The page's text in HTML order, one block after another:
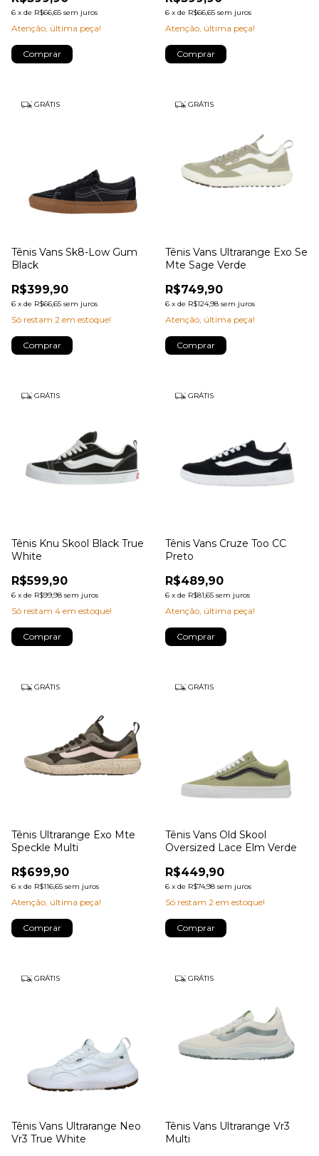
6 x de R$66,65 sem juros
Atenção, última peça!
Comprar
6 x de R$66,65 sem juros
Atenção, última peça!
Comprar
GRÁTIS
Tênis Vans Sk8-Low Gum
Black
R$399,90
6 x de R$66,65 sem juros
Só restam 2 em estoque!
Comprar
GRÁTIS
Tênis Vans Ultrarange Exo Se
Mte Sage Verde
R$749,90
6 x de R$124,98 sem juros
Atenção, última peça!
Comprar
GRÁTIS
Tênis Knu Skool Black True
White
R$599,90
6 x de R$99,98 sem juros
Só restam 4 em estoque!
Comprar
GRÁTIS
Tênis Vans Cruze Too CC
Preto
R$489,90
6 x de R$81,65 sem juros
Atenção, última peça!
Comprar
GRÁTIS
Tênis Ultrarange Exo Mte
Speckle Multi
R$699,90
6 x de R$116,65 sem juros
Atenção, última peça!
Comprar
GRÁTIS
Tênis Vans Old Skool
Oversized Lace Elm Verde
R$449,90
6 x de R$74,98 sem juros
Só restam 2 em estoque!
Comprar
GRÁTIS
Tênis Vans Ultrarange Neo
Vr3 True White
GRÁTIS
Tênis Vans Ultrarange Vr3
Multi